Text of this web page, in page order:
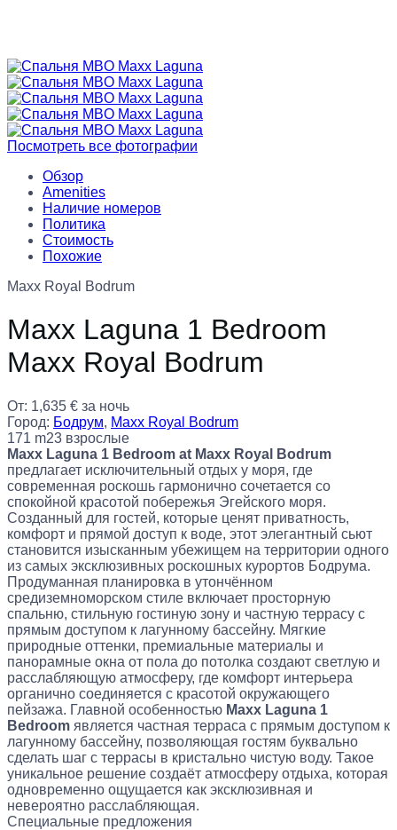
Посмотреть все фотографии
Обзор
Amenities
Наличие номеров
Политика
Стоимость
Похожие
Maxx Royal Bodrum
Maxx Laguna 1 Bedroom
Maxx Royal Bodrum
От: 1,635 € за ночь
Город: Бодрум, Maxx Royal Bodrum
171 m23 взрослые
Maxx Laguna 1 Bedroom at Maxx Royal Bodrum
предлагает исключительный отдых у моря, где
современная роскошь гармонично сочетается со
спокойной красотой побережья Эгейского моря.
Созданный для гостей, которые ценят приватность,
комфорт и прямой доступ к воде, этот элегантный сьют
становится изысканным убежищем на территории одного
из самых эксклюзивных роскошных курортов Бодрума.
Продуманная планировка в утончённом
средиземноморском стиле включает просторную
спальню, стильную гостиную зону и частную террасу с
прямым доступом к лагунному бассейну. Мягкие
природные оттенки, премиальные материалы и
панорамные окна от пола до потолка создают светлую и
расслабляющую атмосферу, где комфорт интерьера
органично соединяется с красотой окружающего
пейзажа. Главной особенностью Maxx Laguna 1
Bedroom является частная терраса с прямым доступом к
лагунному бассейну, позволяющая гостям буквально
сделать шаг с террасы в кристально чистую воду. Такое
уникальное решение создаёт атмосферу отдыха, которая
одновременно ощущается как эксклюзивная и
невероятно расслабляющая.
Специальные предложения